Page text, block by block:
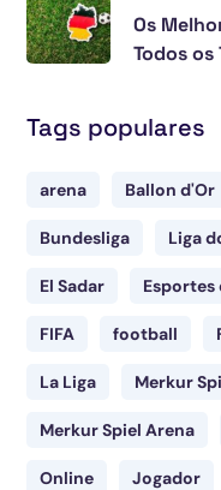
Os
Todos os
Tags populares
arena Ballon d'Or
Bundesliga Liga
El Sadar
FIFA football
La Liga Merkur
Merkur Spiel Arena
Online Jogador